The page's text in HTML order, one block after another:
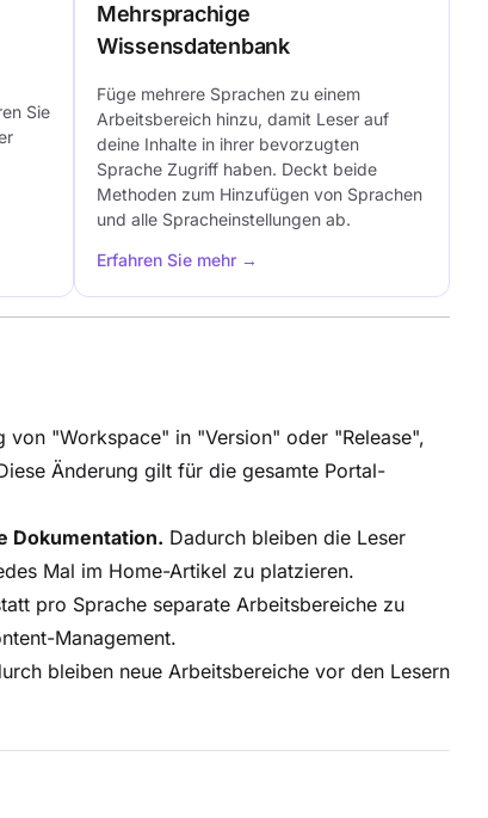
Sie
Mehrsprachige
Wissensdatenbank
Füge mehrere Sprachen zu einem
Arbeitsbereich hinzu, damit Leser auf
deine Inhalte in ihrer bevorzugten
Sprache Zugriff haben. Deckt beide
Methoden zum Hinzufügen von Sprachen
und alle Spracheinstellungen ab.
Erfahren Sie mehr →
von "Workspace" in "Version" oder "Release",
Änderung gilt für die gesamte Portal-
Dokumentation. Dadurch bleiben die Leser
Mal im Home-Artikel zu platzieren.
pro Sprache separate Arbeitsbereiche zu
Management.
bleiben neue Arbeitsbereiche vor den Lesern